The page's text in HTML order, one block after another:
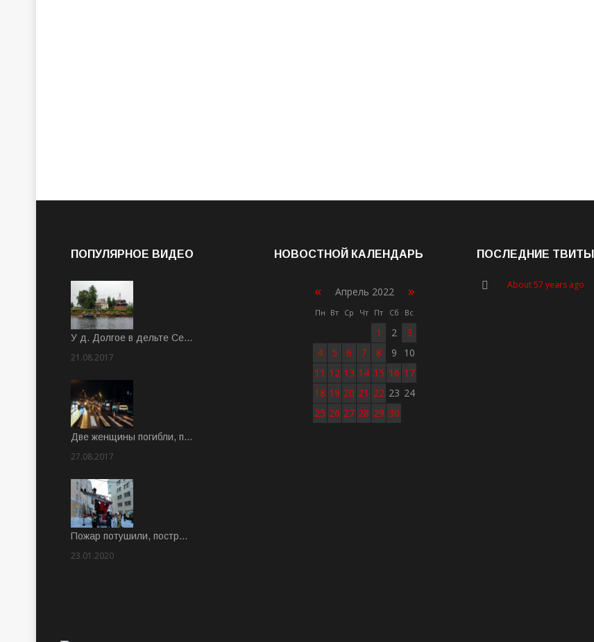
ПОПУЛЯРНОЕ ВИДЕО
У д. Долгое в дельте Се…
21.08.2017
Две женщины погибли, п…
27.08.2017
Пожар потушили, постр…
23.01.2020
НОВОСТНОЙ КАЛЕНДАРЬ
« Апрель 2022 »
Пн Вт Ср Чт Пт Сб Вс
1 2
3
4
5 6 7 8 9
10
11 12 13 14 15 16 17
18 19 20 21 22 23 24
25 26 27 28 29 30
ПОСЛЕДНИЕ ТВИТЫ
About 57 years ago